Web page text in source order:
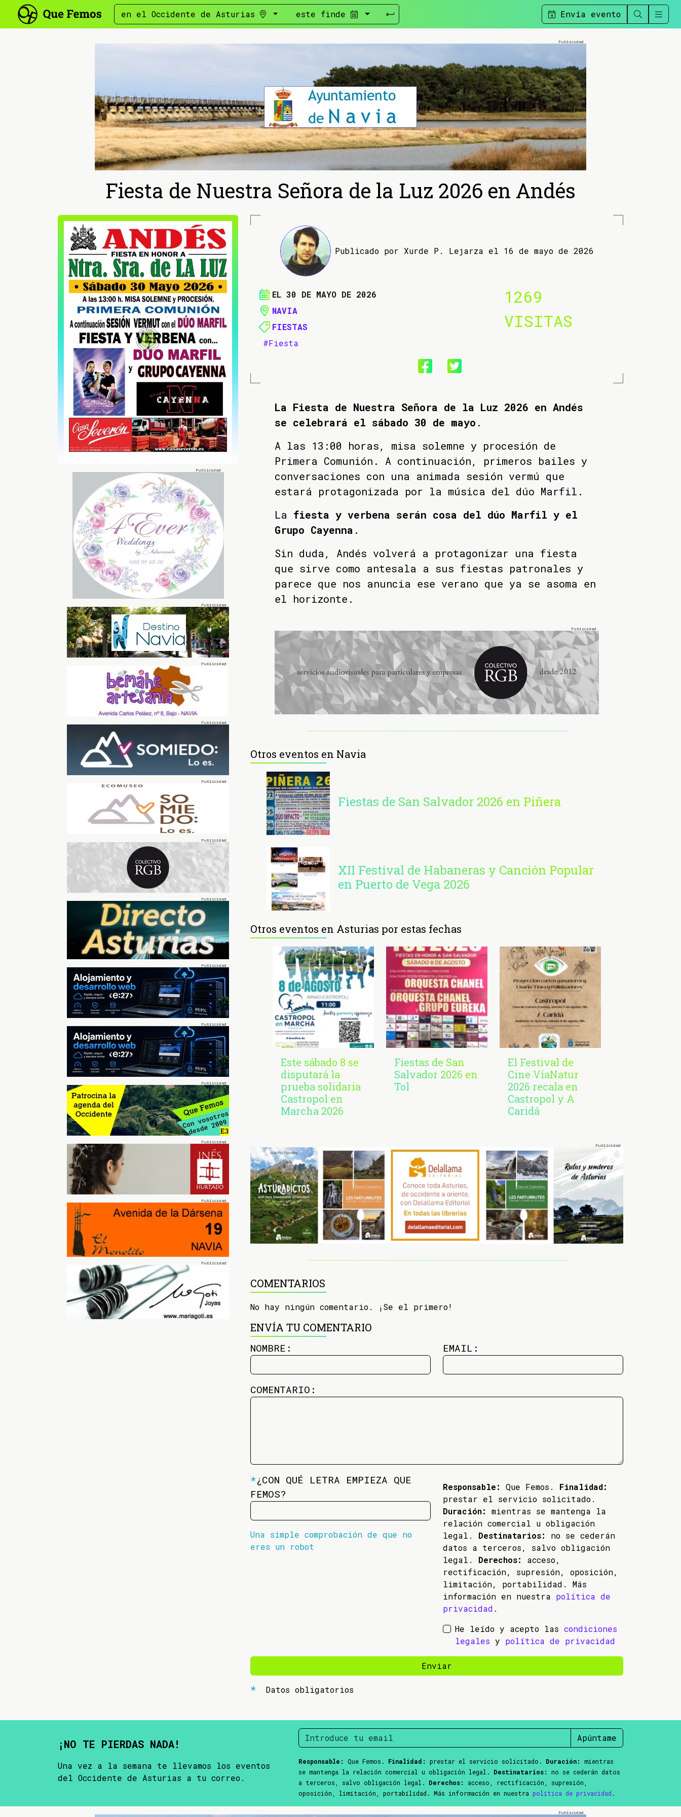
en el Occidente de Asturias este finde Envía evento
Fiesta de Nuestra Señora de la Luz 2026 en Andés
Publicado por Xurde P. Lejarza el 16 de mayo de 2026
EL 30 DE MAYO DE 2026
NAVIA
FIESTAS
#Fiesta
1269
VISITAS
La Fiesta de Nuestra Señora de la Luz 2026 en Andés
se celebrará el sábado 30 de mayo .
A las 13:00 horas, misa solemne y procesión de
Primera Comunión. A continuación, primeros bailes y
conversaciones con una animada sesión vermú que
estará protagonizada por la música del dúo Marfil.
La fiesta y verbena serán cosa del dúo Marfil y el
Grupo Cayenna .
Sin duda, Andés volverá a protagonizar una fiesta
que sirve como antesala a sus fiestas patronales y
parece que nos anuncia ese verano que ya se asoma en
el horizonte.
Otros eventos en Navia
Fiestas de San Salvador 2026 en Piñera
XII Festival de Habaneras y Canción Popular
en Puerto de Vega 2026
Otros eventos en Asturias por estas fechas
Este sábado 8 se
disputará la
prueba solidaria
Castropol en
Marcha 2026
Fiestas de San
Salvador 2026 en
Tol
El Festival de
Cine VíaNatur
2026 recala en
Castropol y A
Caridá
COMENTARIOS
No hay ningún comentario. ¡Se el primero!
ENVÍA TU COMENTARIO
NOMBRE: EMAIL:
COMENTARIO:
*¿CON QUÉ LETRA EMPIEZA QUE
FEMOS?
Una simple comprobación de que no
eres un robot
Responsable: Que Femos. Finalidad:
prestar el servicio solicitado.
Duración:
mientras se mantenga la
relación comercial u obligación
legal. Destinatarios:
no se cederán
datos a terceros, salvo obligación
legal. Derechos:
acceso,
rectificación, supresión, oposición,
limitación, portabilidad. Más
información en nuestra política de
privacidad .
He leído y acepto las condiciones
legales y política de privacidad
Enviar
Datos obligatorios
¡NO TE PIERDAS NADA!
Una vez a la semana te llevamos los eventos
del Occidente de Asturias a tu correo.
Apúntame
Responsable: Que Femos. Finalidad: prestar el servicio solicitado. Duración:
mientras
se mantenga la relación comercial u obligación legal. Destinatarios:
no se cederán datos
a terceros, salvo obligación legal. Derechos:
acceso, rectificación, supresión,
oposición, limitación, portabilidad. Más información en nuestra política de privacidad .